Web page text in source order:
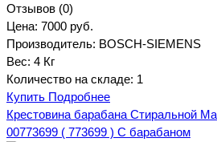
Отзывов (0)
Цена: 7000 руб.
Производитель: BOSCH-SIEMENS
Вес: 4 Кг
Количество на складе: 1
Купить Подробнее
Крестовина барабана Стиральной
00773699 ( 773699 ) С барабаном